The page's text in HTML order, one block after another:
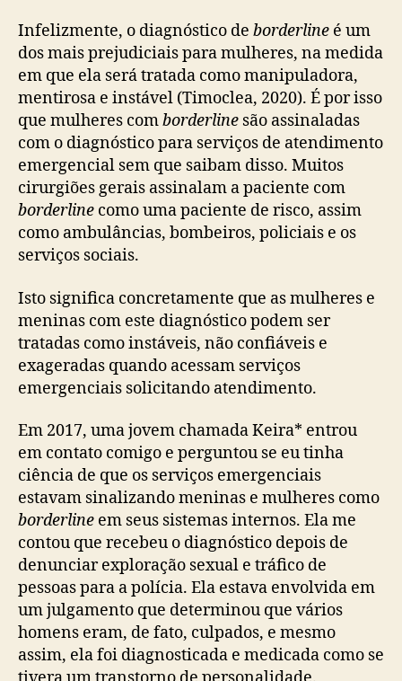
Infelizmente, o diagnóstico de borderline é um
dos mais prejudiciais para mulheres, na medida
em que ela será tratada como manipuladora,
mentirosa e instável (Timoclea, 2020). É por isso
que mulheres comborderline são assinaladas
com o diagnóstico para serviços de atendimento
emergencial sem que saibam disso. Muitos
cirurgiões gerais assinalam a paciente com
borderline como uma paciente de risco, assim
como ambulâncias, bombeiros, policiais e os
serviços sociais.
Isto significa concretamente que as mulheres e
meninas com este diagnóstico podem ser
tratadas como instáveis, não confiáveis e
exageradas quando acessam serviços
emergenciais solicitando atendimento.
Em 2017, uma jovem chamada Keira* entrou
em contato comigo e perguntou se eu tinha
ciência de que os serviços emergenciais
estavam sinalizando meninas e mulheres como
borderline em seus sistemas internos. Ela me
contou que recebeu o diagnóstico depois de
denunciar exploração sexual e tráfico de
pessoas para a polícia. Ela estava envolvida em
um julgamento que determinou que vários
homens eram, de fato, culpados, e mesmo
assim, ela foi diagnosticada e medicada como se